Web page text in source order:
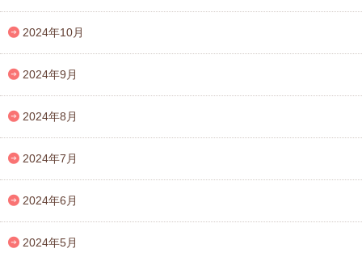
2024年10月
2024年9月
2024年8月
2024年7月
2024年6月
2024年5月